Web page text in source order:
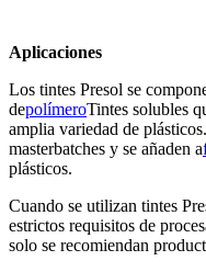
Aplicaciones
Los tintes Presol se
depolímeroTintes solubles
amplia variedad de
masterbatches y se añaden a
plásticos.
Cuando se utilizan tintes
estrictos requisitos de
solo se recomiendan